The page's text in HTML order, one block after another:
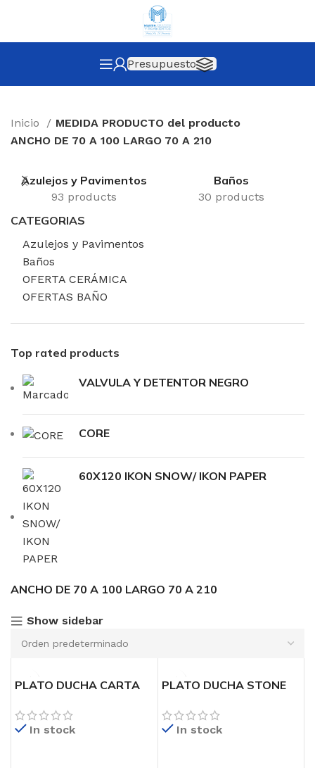
Presupuesto
Inicio
MEDIDA PRODUCTO del producto
ANCHO DE 70 A 100 LARGO 70 A 210
Azulejos y Pavimentos
93 products
Baños
30 products
CATEGORIAS
Azulejos y Pavimentos
Baños
OFERTA CERÁMICA
OFERTAS BAÑO
Top rated products
VALVULA Y DETENTOR NEGRO
CORE
60X120 IKON SNOW/ IKON PAPER
ANCHO DE 70 A 100 LARGO 70 A 210
Show sidebar
PLATO DUCHA CARTA
In stock
PLATO DUCHA STONE
In stock